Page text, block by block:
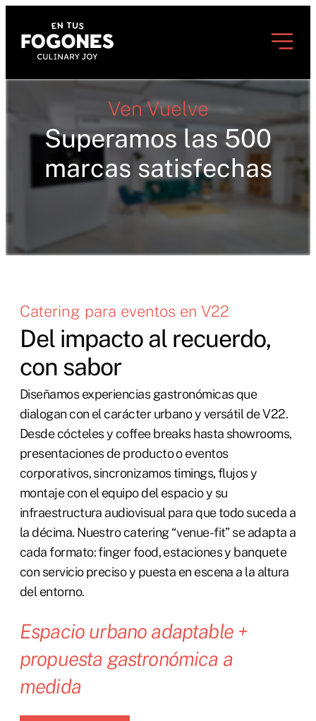
Ven Vuelve
Superamos las 500
marcas satisfechas
Catering para eventos en V22
Del impacto al recuerdo,
con sabor
Diseñamos experiencias gastronómicas que
dialogan con el carácter urbano y versátil de V22.
Desde cócteles y coffee breaks hasta showrooms,
presentaciones de producto o eventos
corporativos, sincronizamos timings, flujos y
montaje con el equipo del espacio y su
infraestructura audiovisual para que todo suceda a
la décima. Nuestro catering “venue-fit” se adapta a
cada formato: finger food, estaciones y banquete
con servicio preciso y puesta en escena a la altura
del entorno.
Espacio urbano adaptable +
propuesta gastronómica a
medida